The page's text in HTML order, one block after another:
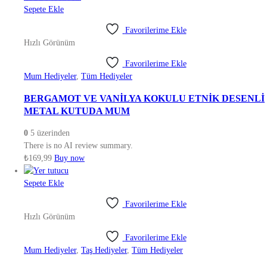
Sepete Ekle
Favorilerime Ekle
Hızlı Görünüm
Favorilerime Ekle
Mum Hediyeler, Tüm Hediyeler
BERGAMOT VE VANİLYA KOKULU ETNİK DESENLİ
METAL KUTUDA MUM
0 5 üzerinden
There is no AI review summary.
₺169,99 Buy now
Sepete Ekle
Favorilerime Ekle
Hızlı Görünüm
Favorilerime Ekle
Mum Hediyeler, Taş Hediyeler, Tüm Hediyeler